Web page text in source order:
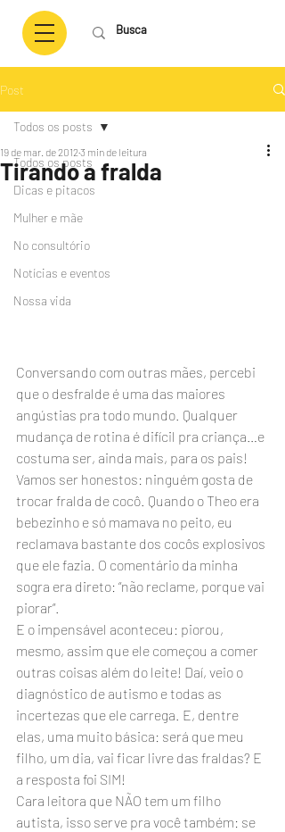
Post
Todos os posts
Dicas e pitacos
Mulher e mãe
No consultório
Notícias e eventos
Nossa vida
Todos os posts
Tirando a fralda
19 de mar. de 2012 3 min de leitura
Conversando com outras mães, percebi
que o desfralde é uma das maiores
angústias pra todo mundo. Qualquer
mudança de rotina é difícil pra criança…e
costuma ser, ainda mais, para os pais!
Vamos ser honestos: ninguém gosta de
trocar fralda de cocô. Quando o Theo era
bebezinho e só mamava no peito, eu
reclamava bastante dos cocôs explosivos
que ele fazia. O comentário da minha
sogra era direto: “não reclame, porque vai
piorar”.
E o impensável aconteceu: piorou,
mesmo, assim que ele começou a comer
outras coisas além do leite! Daí, veio o
diagnóstico de autismo e todas as
incertezas que ele carrega. E, dentre
elas, uma muito básica: será que meu
filho, um dia, vai ficar livre das fraldas? E
a resposta foi SIM!
Cara leitora que NÃO tem um filho
autista, isso serve pra você também: se